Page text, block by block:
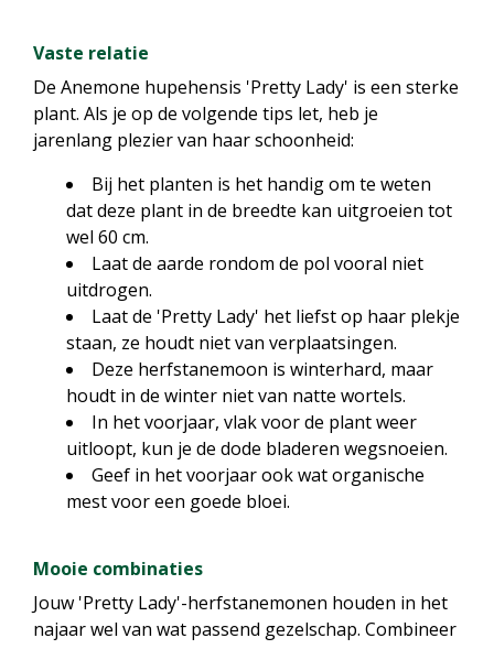
Vaste relatie
De Anemone hupehensis 'Pretty Lady' is een sterke
plant. Als je op de volgende tips let, heb je
jarenlang plezier van haar schoonheid:
Bij het planten is het handig om te weten
dat deze plant in de breedte kan uitgroeien tot
wel 60 cm.
Laat de aarde rondom de pol vooral niet
uitdrogen.
Laat de 'Pretty Lady' het liefst op haar plekje
staan, ze houdt niet van verplaatsingen.
Deze herfstanemoon is winterhard, maar
houdt in de winter niet van natte wortels.
In het voorjaar, vlak voor de plant weer
uitloopt, kun je de dode bladeren wegsnoeien.
Geef in het voorjaar ook wat organische
mest voor een goede bloei.
Mooie combinaties
Jouw 'Pretty Lady'-herfstanemonen houden in het
najaar wel van wat passend gezelschap. Combineer